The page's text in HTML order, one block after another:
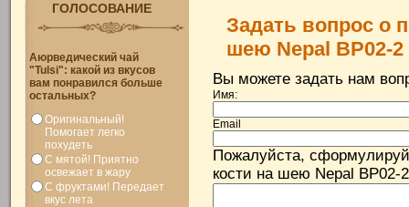
ГОЛОСОВАНИЕ
Аюрведический чай
"Tulsi": какой из вкусов
вам понравился больше
остальных?
Оригинальный!
Помогает легко
похудеть
С мятой! Приятно
освежает в жару
С фруктами! Передает
вкус лета
Задать вопрос о
шею Nepal BP02-2
Вы можете задать нам
Имя:
Email
Пожалуйста,
кости на шею Nepal BP02-